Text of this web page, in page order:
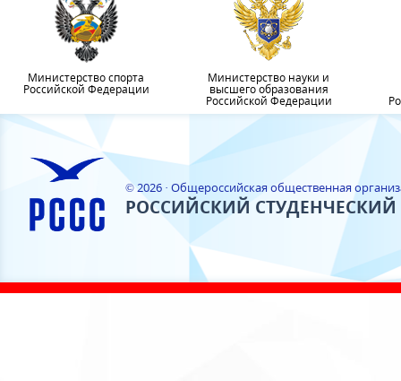
Министерство спорта
Российской Федерации
Министерство науки и
высшего образования
Российской Федерации
© 2026 · Общероссийская общественная
РОССИЙСКИЙ